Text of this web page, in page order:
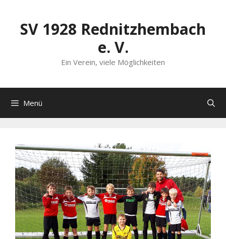
springenSV 1928 Rednitzhembach
e. V.
Ein Verein, viele Möglichkeiten
Menü